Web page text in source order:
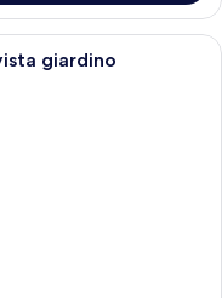
una scrivania,
giardino